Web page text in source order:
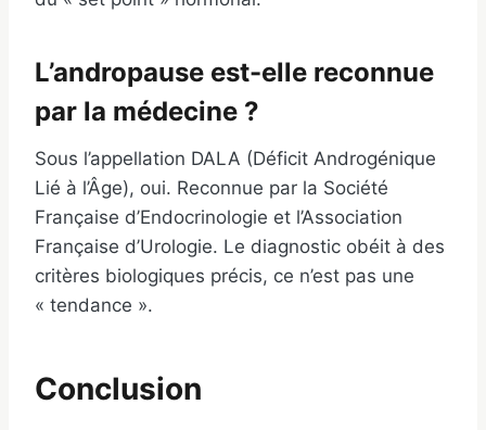
L’andropause est-elle reconnue
par la médecine ?
Sous l’appellation DALA (Déficit Androgénique
Lié à l’Âge), oui. Reconnue par la Société
Française d’Endocrinologie et l’Association
Française d’Urologie. Le diagnostic obéit à des
critères biologiques précis, ce n’est pas une
« tendance ».
Conclusion